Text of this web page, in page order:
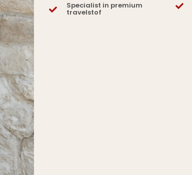
Specialist in premium
travelstof